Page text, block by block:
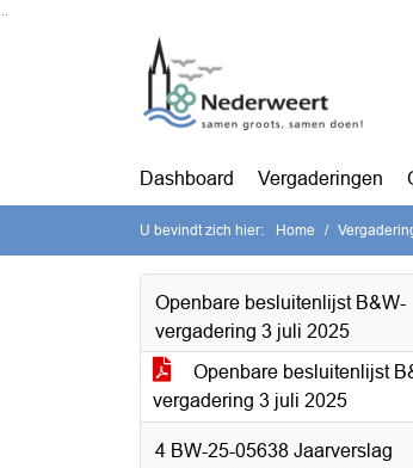
Dashboard Vergaderingen
U bevindt zich hier: Home
Openbare besluitenlijst B&W-
vergadering 3 juli 2025
Openbare besluitenlijst
vergadering 3 juli 2025
4 BW-25-05638 Jaarverslag